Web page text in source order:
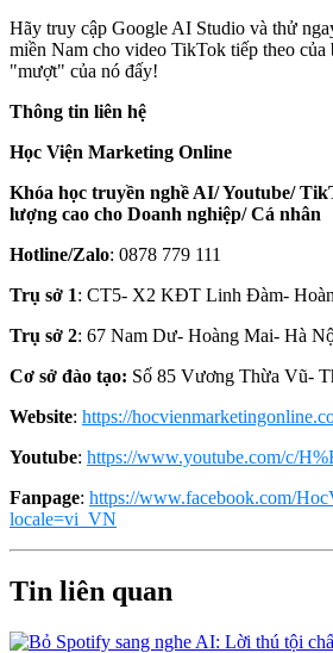
Hãy truy cập Google AI Studio và thử
miền Nam cho video TikTok tiếp theo của
"mượt" của nó đấy!
Thông tin liên hệ
Học Viện Marketing Online
Khóa học truyền nghề AI/ Youtube/
lượng cao cho Doanh nghiệp/ Cá nhân
Hotline/Zalo: 0878 779 111
Trụ sở 1: CT5- X2 KĐT Linh Đàm-
Trụ sở 2: 67 Nam Dư- Hoàng Mai- Hà
Cơ sở đào tạo: Số 85 Vương Thừa Vũ-
Website: https://
Youtube: https://www.youtube.com/c/
Fanpage: https://www.facebook.com/
locale=vi_VN
Tin liên quan